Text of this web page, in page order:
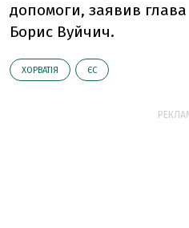
допомоги, заявив глава
Борис Вуйчич.
ХОРВАТІЯ ЄС